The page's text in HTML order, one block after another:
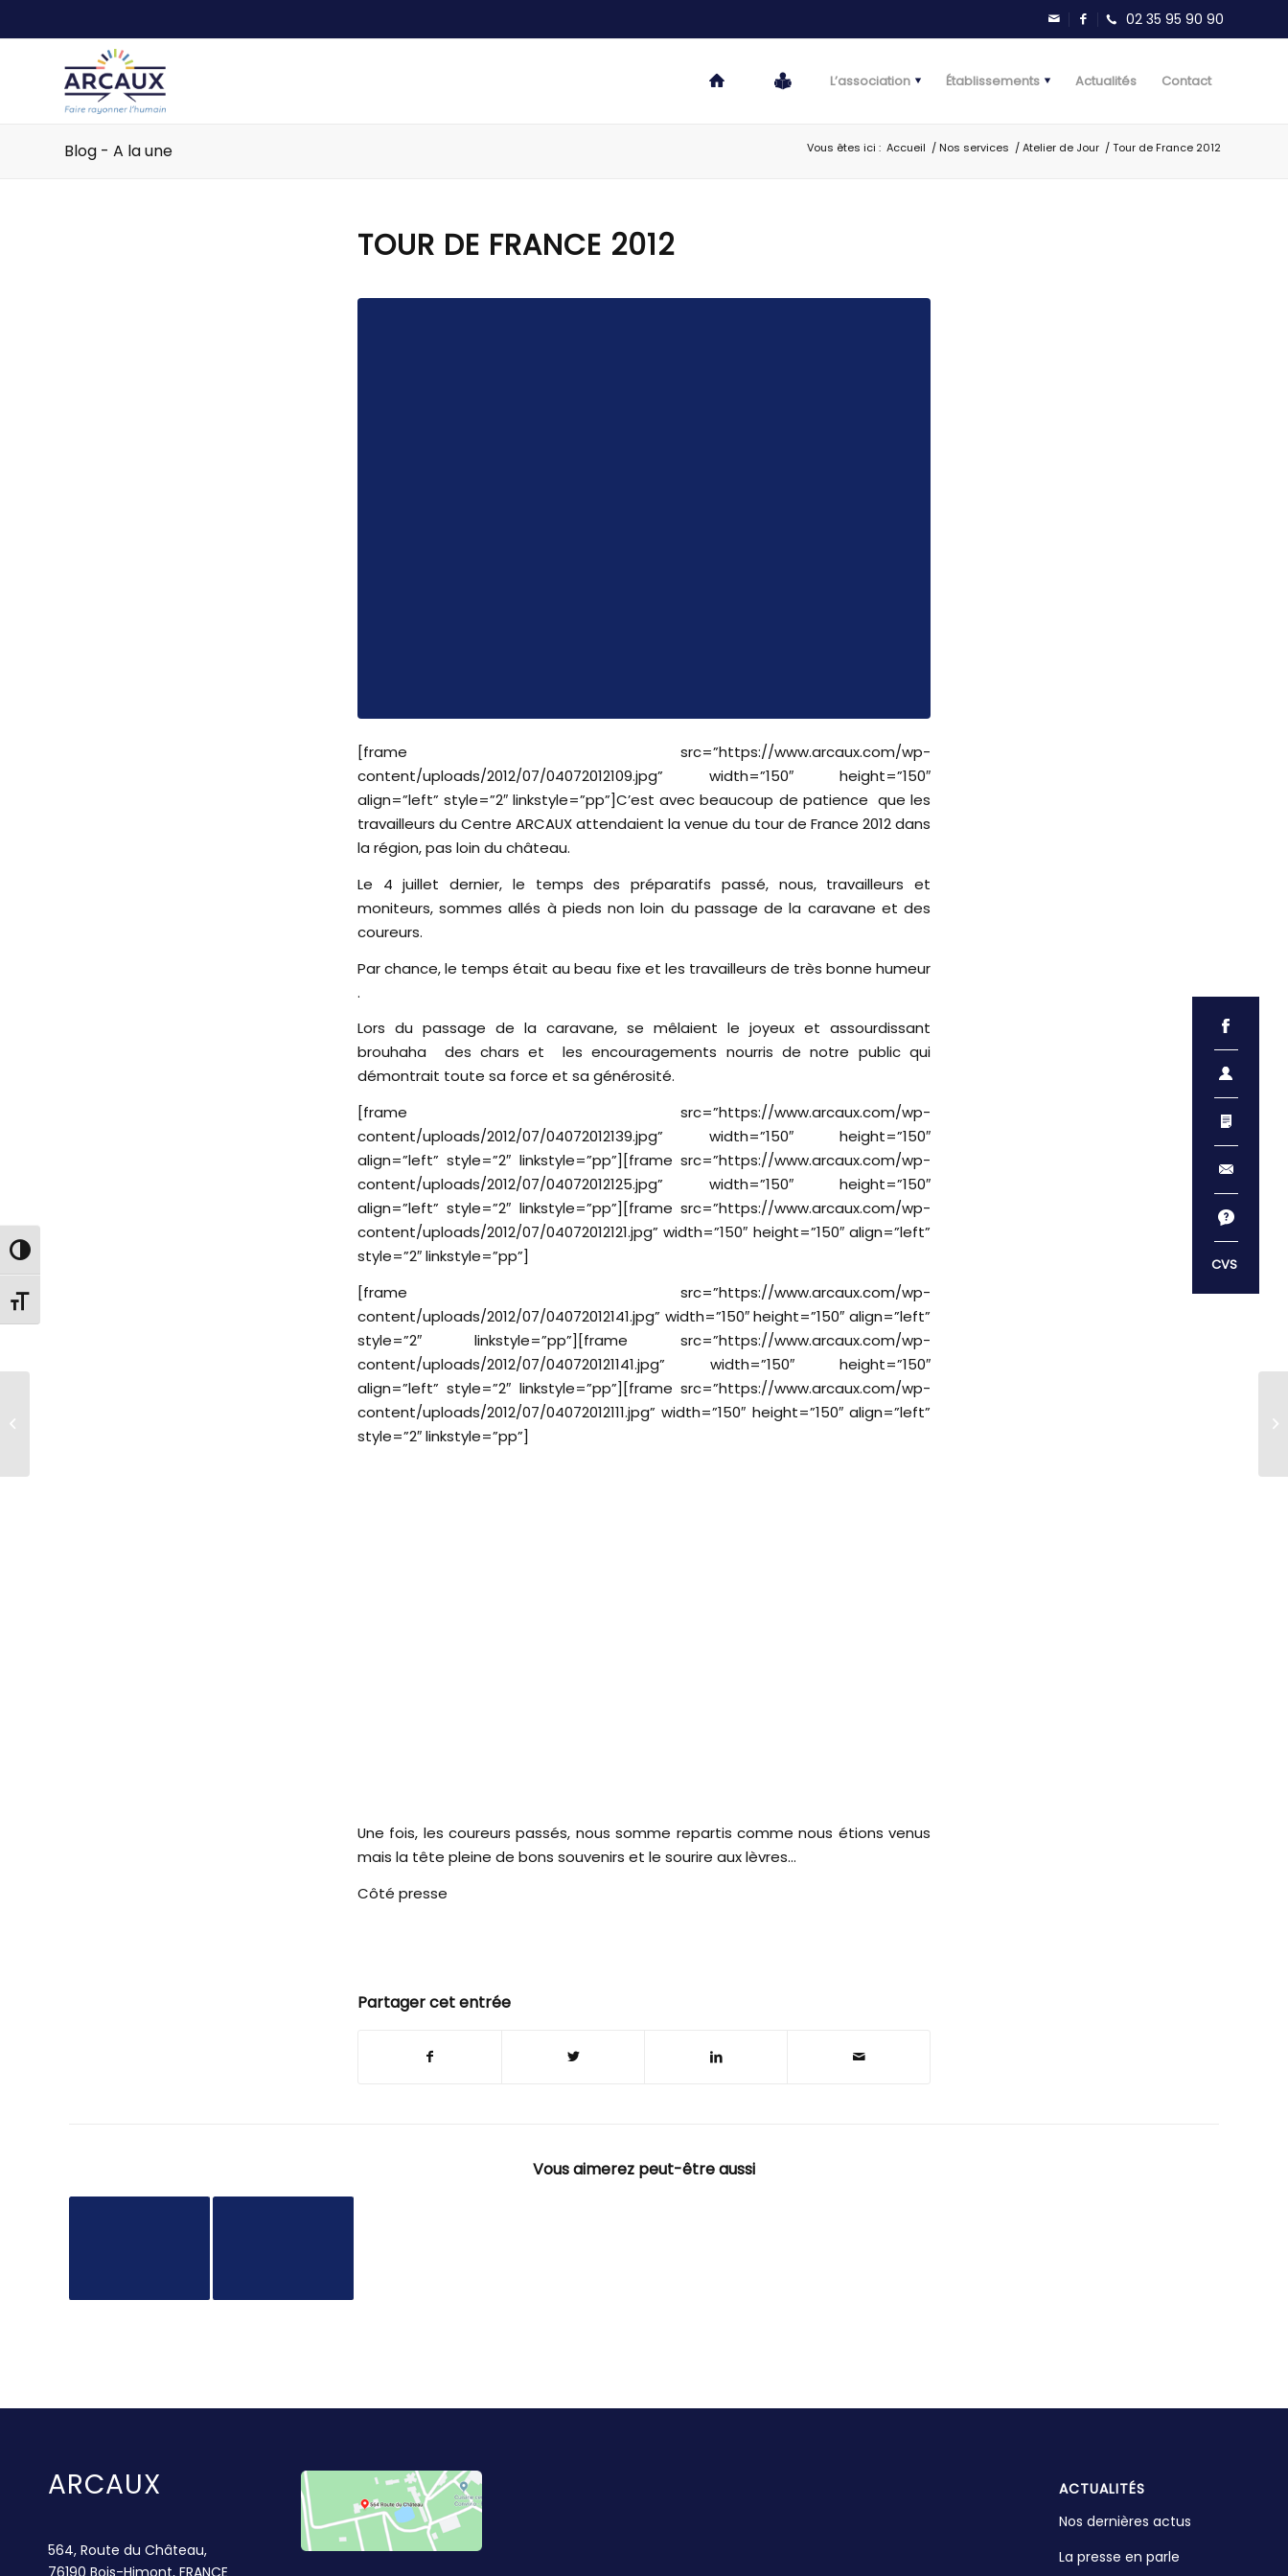
Passer en contraste élevé
Changer la taille de la police
L’association Établissements Actualités Contact
Blog - A la une Vous êtes ici : Accueil / Nos services /Atelier de Jour /Tour de France 2012
TOUR DE FRANCE 2012
[frame src=”https://www.arcaux.com/wp-
content/uploads/2012/07/04072012109.jpg” width=”150″ height=”150″
align=”left” style=”2″ linkstyle=”pp”]C’est avec beaucoup de patience que les
travailleurs du Centre ARCAUX attendaient la venue du tour de France 2012 dans
la région, pas loin du château.
Le 4 juillet dernier, le temps des préparatifs passé, nous, travailleurs et
moniteurs, sommes allés à pieds non loin du passage de la caravane et des
coureurs.
Par chance, le temps était au beau fixe et les travailleurs de très bonne humeur
.
Lors du passage de la caravane, se mêlaient le joyeux et assourdissant
brouhaha des chars et les encouragements nourris de notre public qui
démontrait toute sa force et sa générosité.
[frame src=”https://www.arcaux.com/wp-
content/uploads/2012/07/04072012139.jpg” width=”150″ height=”150″
align=”left” style=”2″ linkstyle=”pp”][frame src=”https://www.arcaux.com/wp-
content/uploads/2012/07/04072012125.jpg” width=”150″ height=”150″
align=”left” style=”2″ linkstyle=”pp”][frame src=”https://www.arcaux.com/wp-
content/uploads/2012/07/04072012121.jpg” width=”150″ height=”150″ align=”left”
style=”2″ linkstyle=”pp”]
[frame src=”https://www.arcaux.com/wp-
content/uploads/2012/07/04072012141.jpg” width=”150″ height=”150″ align=”left”
style=”2″ linkstyle=”pp”][frame src=”https://www.arcaux.com/wp-
content/uploads/2012/07/040720121141.jpg” width=”150″ height=”150″
align=”left” style=”2″ linkstyle=”pp”][frame src=”https://www.arcaux.com/wp-
content/uploads/2012/07/04072012111.jpg” width=”150″ height=”150″ align=”left”
style=”2″ linkstyle=”pp”]
Une fois, les coureurs passés, nous somme repartis comme nous étions venus
mais la tête pleine de bons souvenirs et le sourire aux lèvres…
Côté presse
Partager cet entrée
Vous aimerez peut-être aussi
ARCAUX
564, Route du Château,
76190 Bois-Himont, FRANCE
ACTUALITÉS
Nos dernières actus
La presse en parle